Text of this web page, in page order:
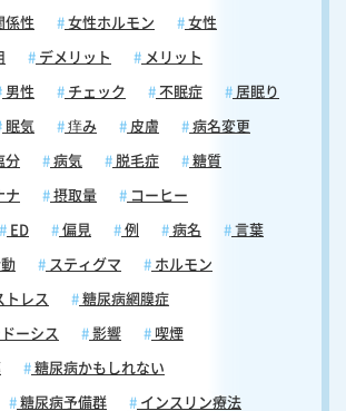
係性 女性ホルモン 女性
デメリット メリット
男性 チェック 不眠症 居眠り
眠気 痒み 皮膚 病名変更
分 病気 脱毛症 糖質
ナ 摂取量 コーヒー
ED 偏見 例 病名 言葉
スティグマ ホルモン
トレス 糖尿病網膜症
ーシス 影響 喫煙
糖尿病かもしれない
糖尿病予備群 インスリン療法